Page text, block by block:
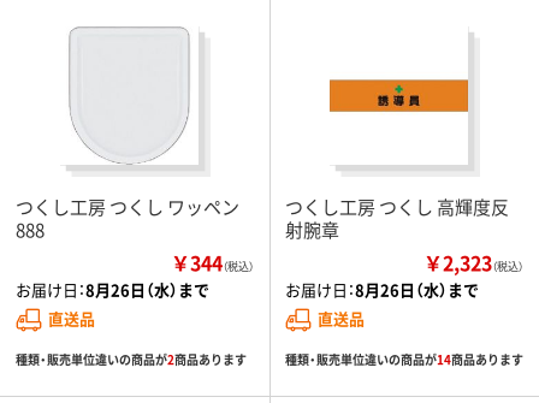
つくし工房 つくし ワッペン
888
￥344（税込）
お届け日：8月26日（水）まで
直送品
種類・販売単位違いの商品が2商品あります
つくし工房 つくし 高輝度反
射腕章
￥2,323（税込）
お届け日：8月26日（水）まで
直送品
種類・販売単位違いの商品が14商品あります